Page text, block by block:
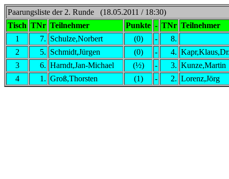
Paarungsliste der 2. Runde (18.05.2011 / 18:30)
Tisch TNr Teilnehmer Punkte - TNr Teilnehmer
1
7. Schulze,Norbert (0) -
8.
2
5. Schmidt,Jürgen (0) - 4.
3
6. Harndt,Jan-Michael (½) - 3. Kunze,Martin
4
1. Groß,Thorsten (1) - 2. Lorenz,Jörg